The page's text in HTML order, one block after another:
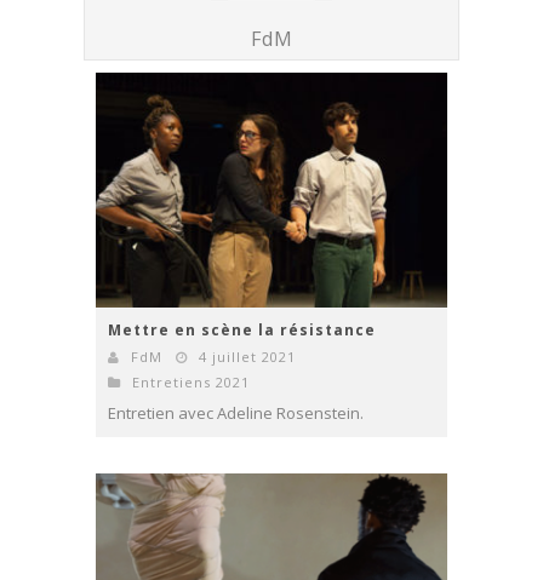
FdM
Mettre en scène la résistance
FdM
4 juillet 2021
Entretiens 2021
Entretien avec Adeline Rosenstein.